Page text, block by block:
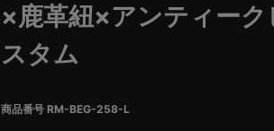
×鹿革紐×アンティー
スタム
商品番号 RM-BEG-258-L